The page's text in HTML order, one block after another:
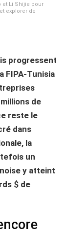
et Li Shijie pour
explorer de
progressent
FIPA-Tunisia
de
reste le
dans
la
un
y atteint
$ de